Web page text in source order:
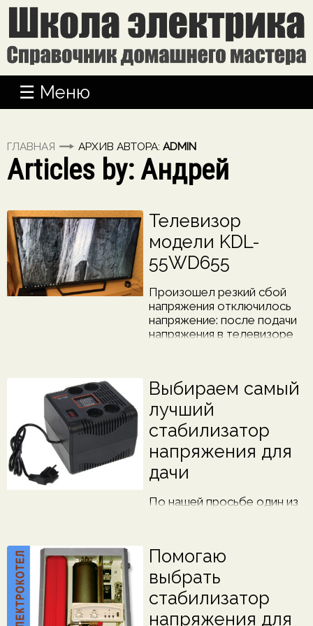
☰ Меню
ГЛАВНАЯ АРХИВ АВТОРА: ADMIN
Articles by: Андрей
Телевизор
модели KDL-
55WD655
Произошел резкий сбой
напряжения отключилось
напряжение: после подачи
напряжения в телевизоре
зеленым) даже после
отключения...
Выбираем самый
лучший
стабилизатор
напряжения для
дачи
По нашей просьбе один из
(какой выбрать, какой
лучше и так далее), на
основе чего мы составили
супер-честный рейтинг
стабилизаторов для дачи.
Помогаю
выбрать
стабилизатор
напряжения для